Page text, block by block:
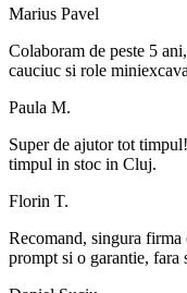
Marius Pavel
Colaboram de peste 5
cauciuc si role
Paula M.
Super de ajutor tot
timpul in stoc in Cluj.
Florin T.
Recomand, singura firma
prompt si o garantie, fara